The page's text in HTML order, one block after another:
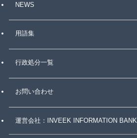
NEWS
用語集
行政処分一覧
お問い合わせ
運営会社：INVEEK INFORMATION BANK